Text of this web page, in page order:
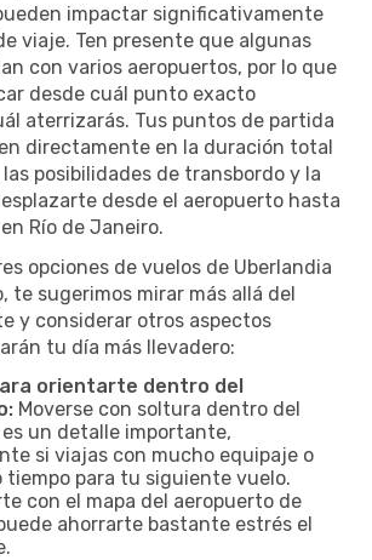
impactar significativamente
viaje. Ten presente que algunas
con varios aeropuertos, por lo que
desde cuál punto exacto
aterrizarás. Tus puntos de partida
directamente en la duración total
posibilidades de transbordo y la
desde el aeropuerto hasta
Río de Janeiro.
opciones de vuelos de Uberlandia
te sugerimos mirar más allá del
y considerar otros aspectos
tu día más llevadero:
orientarte dentro del
Moverse con soltura dentro del
un detalle importante,
si viajas con mucho equipaje o
tiempo para tu siguiente vuelo.
con el mapa del aeropuerto de
ahorrarte bastante estrés el